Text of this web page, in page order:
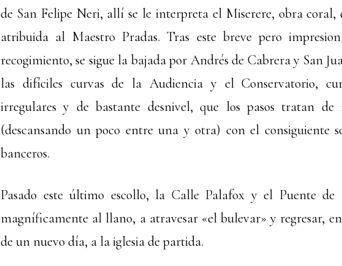
de San Felipe Neri, allí se le interpreta el Miserere, obra coral,
atribuida al Maestro Pradas. Tras este breve pero
recogimiento, se sigue la bajada por Andrés de Cabrera y San
las difíciles curvas de la Audiencia y el Conservatorio,
irregulares y de bastante desnivel, que los pasos tratan de
(descansando un poco entre una y otra) con el consiguiente
banceros.
Pasado este último escollo, la Calle Palafox y el Puente
magníficamente al llano, a atravesar «el bulevar» y regresar,
de un nuevo día, a la iglesia de partida.